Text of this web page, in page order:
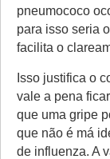
pneumococo
para isso seria
facilita o
Isso justifica o
vale a pena
que uma gripe
que não é má
de influenza. A